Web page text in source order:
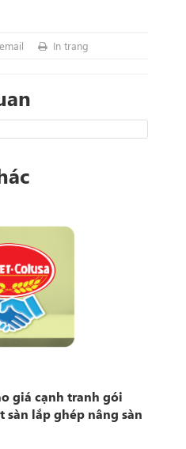
In trang
giá cạnh tranh gói
sàn lắp ghép nâng sàn